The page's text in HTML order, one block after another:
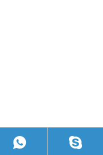
es una caja de
L*W*H).Si se
la
fumigada. Si
demasiado